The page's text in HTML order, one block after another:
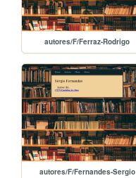
autores/F/Ferraz-Rodrigo
autores/F/Fernandes-Sergio